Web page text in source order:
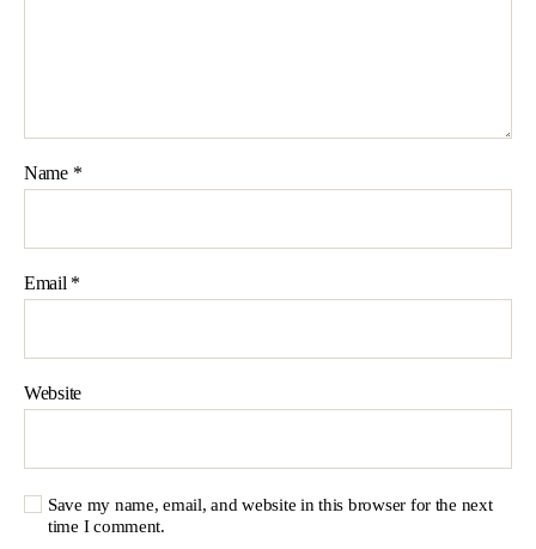
Name *
Email *
Website
Save my name, email, and website in this browser for the next
time I comment.